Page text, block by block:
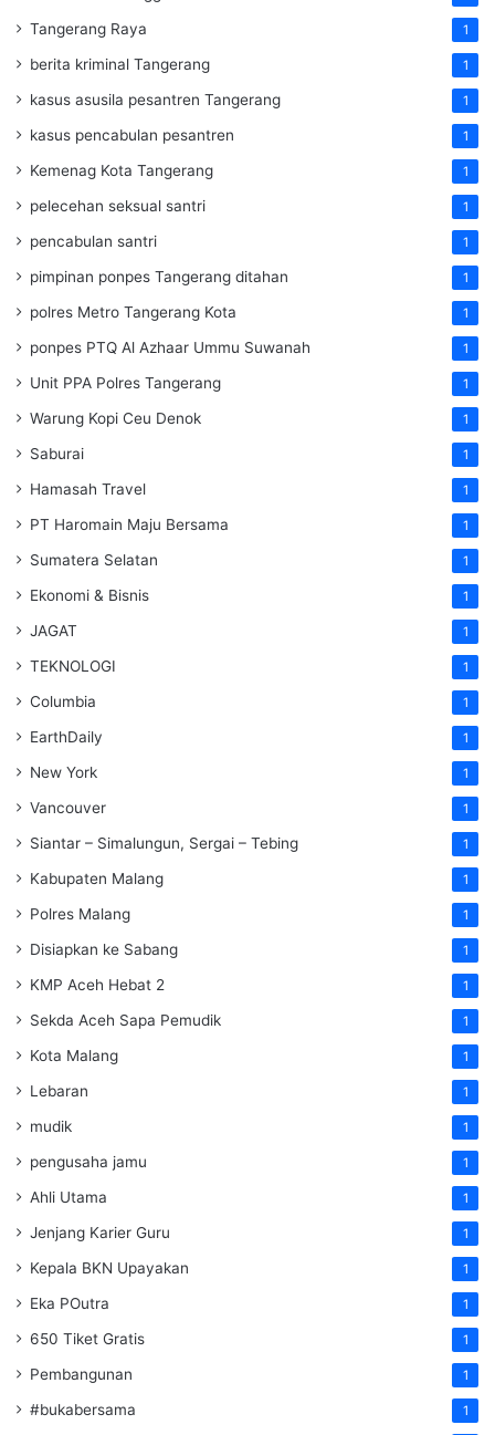
Tangerang Raya 1
berita kriminal Tangerang 1
kasus asusila pesantren Tangerang 1
kasus pencabulan pesantren 1
Kemenag Kota Tangerang 1
pelecehan seksual santri 1
pencabulan santri 1
pimpinan ponpes Tangerang ditahan 1
polres Metro Tangerang Kota 1
ponpes PTQ Al Azhaar Ummu Suwanah 1
Unit PPA Polres Tangerang 1
Warung Kopi Ceu Denok 1
Saburai 1
Hamasah Travel 1
PT Haromain Maju Bersama 1
Sumatera Selatan 1
Ekonomi & Bisnis 1
JAGAT 1
TEKNOLOGI 1
Columbia 1
EarthDaily 1
New York 1
Vancouver 1
Siantar – Simalungun, Sergai – Tebing 1
Kabupaten Malang 1
Polres Malang 1
Disiapkan ke Sabang 1
KMP Aceh Hebat 2 1
Sekda Aceh Sapa Pemudik 1
Kota Malang 1
Lebaran 1
mudik 1
pengusaha jamu 1
Ahli Utama 1
Jenjang Karier Guru 1
Kepala BKN Upayakan 1
Eka POutra 1
650 Tiket Gratis 1
Pembangunan 1
#bukabersama 1